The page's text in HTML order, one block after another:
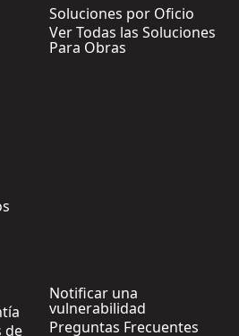
Soluciones por Oficio
Ver Todas las Soluciones
Para Obras
de
Notificar una
vulnerabilidad
Preguntas Frecuentes